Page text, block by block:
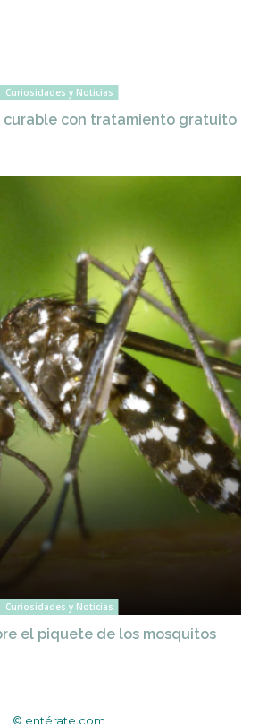
Curiosidades y Noticias
curable con tratamiento gratuito
Curiosidades y Noticias
el piquete de los mosquitos
© entérate.com